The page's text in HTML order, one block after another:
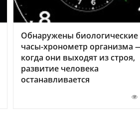
Обнаружены биологические
часы-хронометр организма
когда они выходят из строя,
развитие человека
останавливается